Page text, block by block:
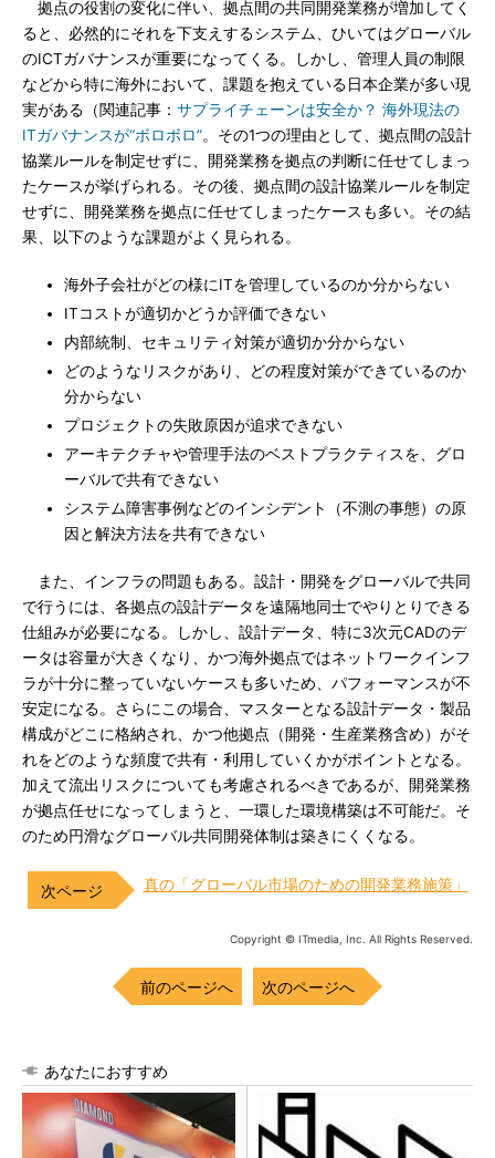
拠点の役割の変化に伴い、拠点間の共同開発業務が増加してく
ると、必然的にそれを下支えするシステム、ひいてはグローバル
のICTガバナンスが重要になってくる。しかし、管理人員の制限
などから特に海外において、課題を抱えている日本企業が多い現
実がある（関連記事： サプライチェーンは安全か？ 海外現法の
ITガバナンスが“ボロボロ”。その1つの理由として、拠点間の設計
協業ルールを制定せずに、開発業務を拠点の判断に任せてしまっ
たケースが挙げられる。その後、拠点間の設計協業ルールを制定
せずに、開発業務を拠点に任せてしまったケースも多い。その結
果、以下のような課題がよく見られる。
海外子会社がどの様にITを管理しているのか分からない
ITコストが適切かどうか評価できない
内部統制、セキュリティ対策が適切か分からない
どのようなリスクがあり、どの程度対策ができているのか
分からない
プロジェクトの失敗原因が追求できない
アーキテクチャや管理手法のベストプラクティスを、グロ
ーバルで共有できない
システム障害事例などのインシデント（不測の事態）の原
因と解決方法を共有できない
また、インフラの問題もある。設計・開発をグローバルで共同
で行うには、各拠点の設計データを遠隔地同士でやりとりできる
仕組みが必要になる。しかし、設計データ、特に3次元CADのデ
ータは容量が大きくなり、かつ海外拠点ではネットワークインフ
ラが十分に整っていないケースも多いため、パフォーマンスが不
安定になる。さらにこの場合、マスターとなる設計データ・製品
構成がどこに格納され、かつ他拠点（開発・生産業務含め）がそ
れをどのような頻度で共有・利用していくかがポイントとなる。
加えて流出リスクについても考慮されるべきであるが、開発業務
が拠点任せになってしまうと、一環した環境構築は不可能だ。そ
のため円滑なグローバル共同開発体制は築きにくくなる。
真の「グローバル市場のための開発業務施策」
Copyright © ITmedia, Inc. All Rights Reserved.
前のページへ 次のページへ
あなたにおすすめ